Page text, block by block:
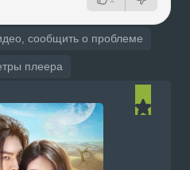
сообщить о проблеме
плеера